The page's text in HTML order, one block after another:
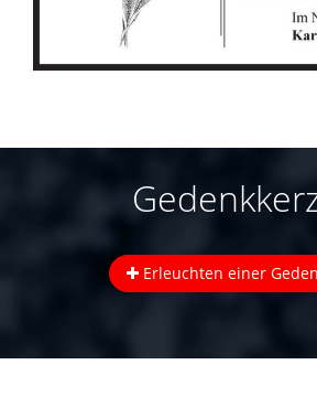
Erleuchten einer